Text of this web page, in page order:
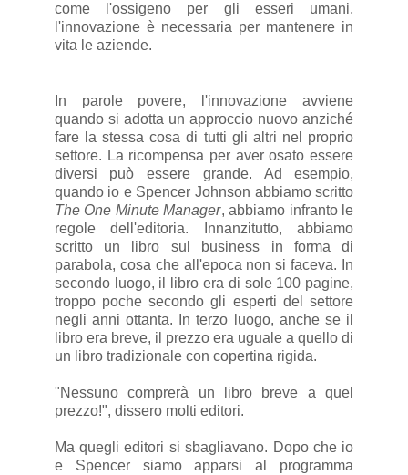
come l'ossigeno per gli esseri umani,
l'innovazione è necessaria per mantenere in
vita le aziende.
In parole povere, l'innovazione avviene
quando si adotta un approccio nuovo anziché
fare la stessa cosa di tutti gli altri nel proprio
settore. La ricompensa per aver osato essere
diversi può essere grande. Ad esempio,
quando io e Spencer Johnson abbiamo scritto
The One Minute Manager, abbiamo infranto le
regole dell'editoria. Innanzitutto, abbiamo
scritto un libro sul business in forma di
parabola, cosa che all'epoca non si faceva. In
secondo luogo, il libro era di sole 100 pagine,
troppo poche secondo gli esperti del settore
negli anni ottanta. In terzo luogo, anche se il
libro era breve, il prezzo era uguale a quello di
un libro tradizionale con copertina rigida.
"Nessuno comprerà un libro breve a quel
prezzo!", dissero molti editori.
Ma quegli editori si sbagliavano. Dopo che io
e Spencer siamo apparsi al programma